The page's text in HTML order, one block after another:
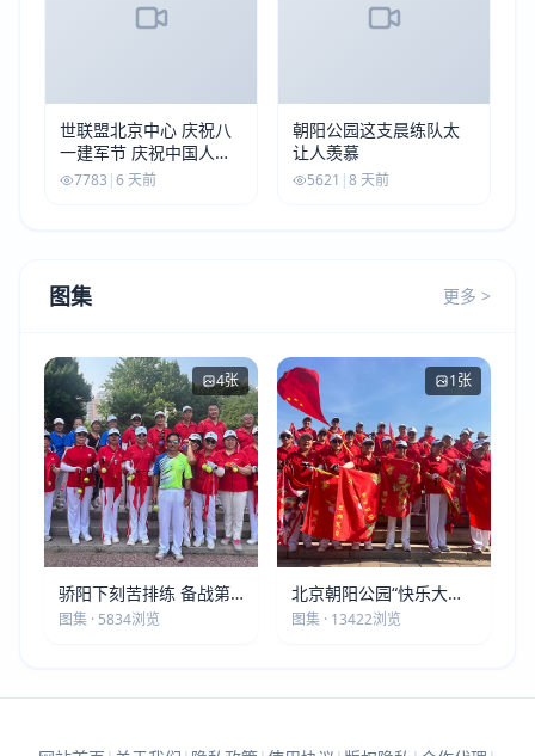
世联盟北京中心 庆祝八
一建军节 庆祝中国人民
解放军建军99周年
7783 |6 天前
朝阳公园这支晨练队太
让人羡慕
5621 |8 天前
图集 更多 >
4张
骄阳下刻苦排练 备战第
五届莫斯科世界大健康运
图集 · 5834浏览
1张
北京朝阳公园“快乐大本
营”建党105周年庆祝活动
图集 · 13422浏览